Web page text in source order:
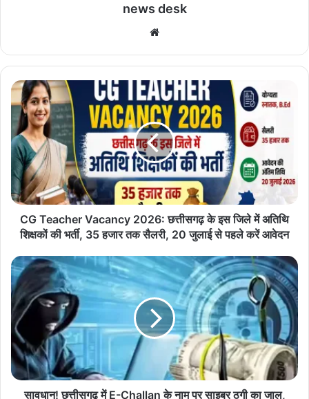
news desk
te
C
G
e
a
c
h
e
r
a
n
c
y
2
0
2
6
:
CG Teacher Vacancy 2026: छत्तीसगढ़ के इस जिले में अतिथि
शिक्षकों की भर्ती, 35 हजार तक सैलरी, 20 जुलाई से पहले करें आवेदन
सा
व
धा
न
!
छ
त्ती
स
ग
सावधान! छत्तीसगढ़ में E-Challan के नाम पर साइबर ठगी का जाल,